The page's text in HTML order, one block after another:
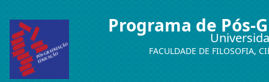
Programa de Pós-
FACULDADE DE FILOSOFIA,